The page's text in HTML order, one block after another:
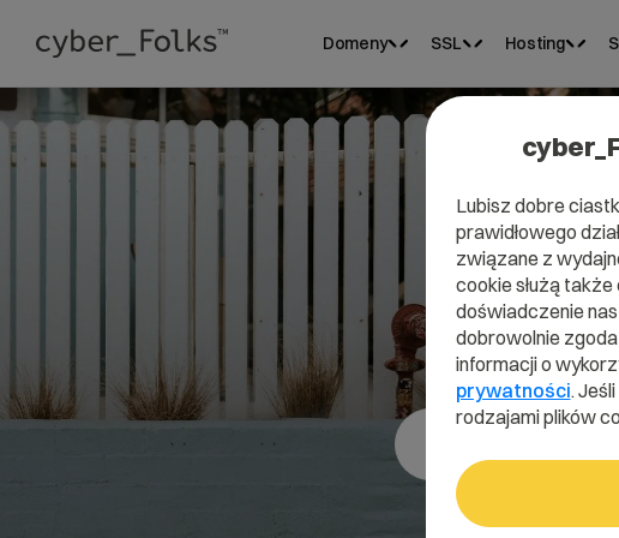
Domeny SSL Hosting
Lubisz dobre
prawidłowego
związane z
cookie służą
doświadczenie
dobrowolnie
informacji o
prywatności.
rodzajami plików